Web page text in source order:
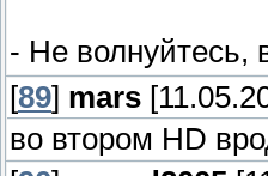
- Не волнуйтесь,
[89] mars
во втором HD